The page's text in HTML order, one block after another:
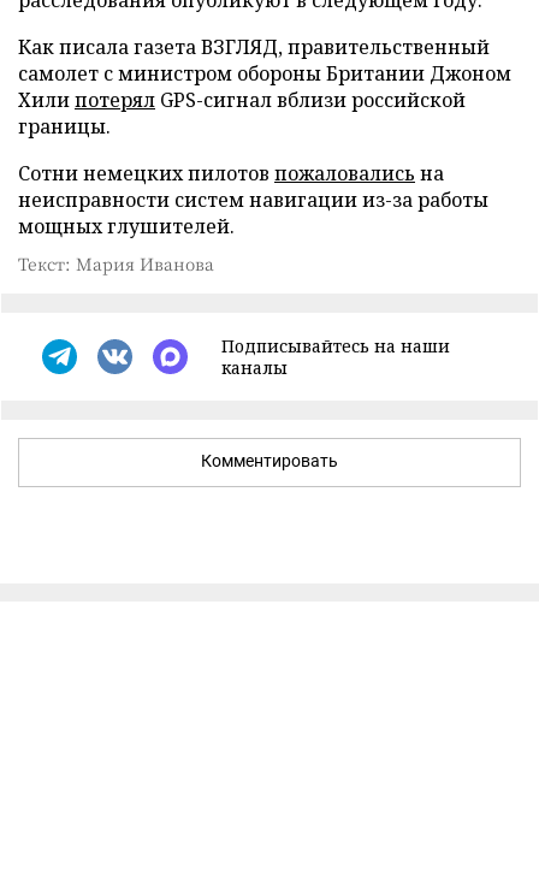
Как писала газета ВЗГЛЯД, правительственный
самолет с министром обороны Британии Джоном
Хилипотерял GPS-сигнал вблизи российской
границы.
Сотни немецких пилотов пожаловались на
неисправности систем навигации из-за работы
мощных глушителей.
Текст: Мария Иванова
Подписывайтесь на наши
каналы
Комментировать